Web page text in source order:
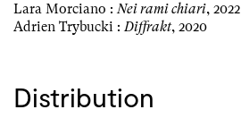
Lara Morciano :Nei rami chiari, 2022
Adrien Trybucki : Diffrakt, 2020
Distribution